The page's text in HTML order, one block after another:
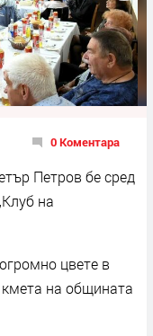
0 Коментара
Петров бе сред
на
цвете в
на общината